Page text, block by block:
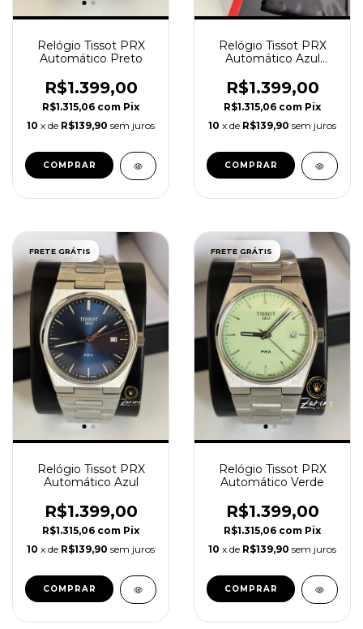
Relógio Tissot PRX
Automático Preto
R$1.399,00
R$1.315,06 com Pix
10 x de R$139,90 sem juros
Relógio Tissot PRX
Automático Azul
R$1.399,00
R$1.315,06 com Pix
10 x de R$139,90 sem juros
FRETE GRÁTIS
Relógio Tissot PRX
Automático Azul
R$1.399,00
R$1.315,06 com Pix
10 x de R$139,90 sem juros
FRETE GRÁTIS
Relógio Tissot PRX
Automático Verde
R$1.399,00
R$1.315,06 com Pix
10 x de R$139,90 sem juros